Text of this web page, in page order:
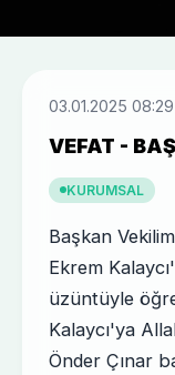
03.01.2025 08:29
VEFAT -
KURUMSAL
Başkan
Ekrem
üzüntüyle
Kalaycı'ya
Önder Çınar